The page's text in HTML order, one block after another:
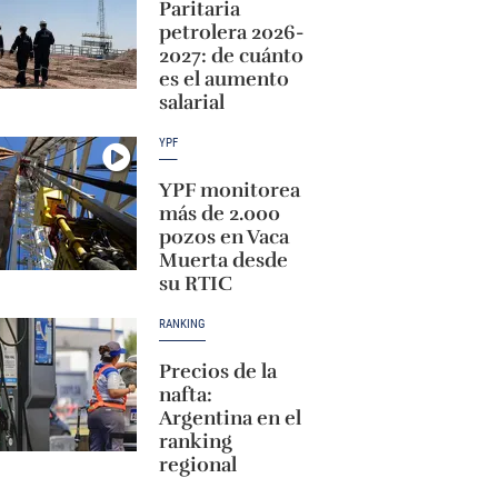
Paritaria
petrolera 2026-
2027: de cuánto
es el aumento
salarial
YPF
YPF monitorea
más de 2.000
pozos en Vaca
Muerta desde
su RTIC
RANKING
Precios de la
nafta:
Argentina en el
ranking
regional